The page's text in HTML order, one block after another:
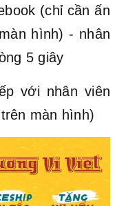
(chỉ cần ấn
hình) - nhân
5 giây
với nhân viên
màn hình)